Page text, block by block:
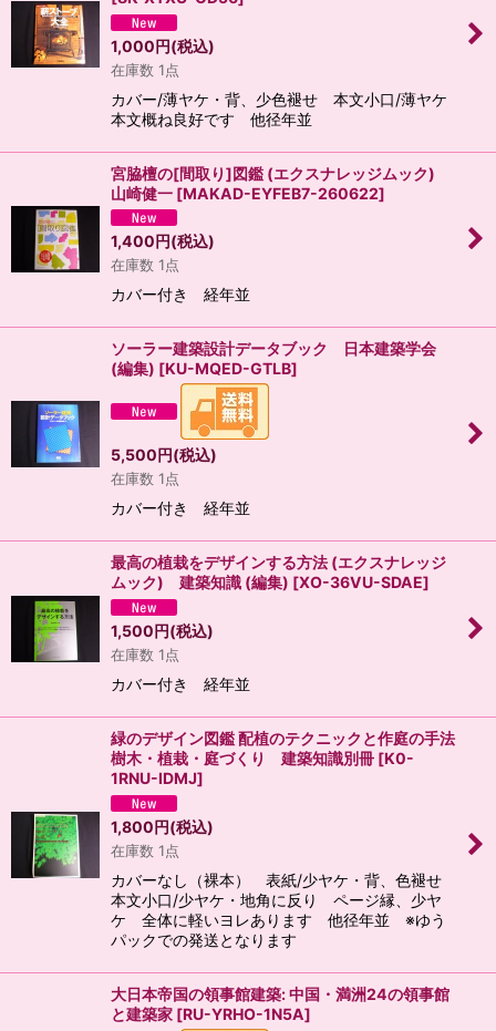
1,000円(税込)
在庫数 1点
カバー/薄ヤケ・背、少色褪せ 本文小口/薄ヤケ
本文概ね良好です 他径年並
宮脇檀の[間取り]図鑑 (エクスナレッジムック)
山崎健一 [MAKAD-EYFEB7-260622]
1,400円(税込)
在庫数 1点
カバー付き 経年並
ソーラー建築設計データブック 日本建築学会
(編集) [KU-MQED-GTLB]
5,500円(税込)
在庫数 1点
カバー付き 経年並
最高の植栽をデザインする方法 (エクスナレッジ
ムック) 建築知識 (編集) [XO-36VU-SDAE]
1,500円(税込)
在庫数 1点
カバー付き 経年並
緑のデザイン図鑑 配植のテクニックと作庭の手法
樹木・植栽・庭づくり 建築知識別冊 [K0-
1RNU-IDMJ]
1,800円(税込)
在庫数 1点
カバーなし（裸本） 表紙/少ヤケ・背、色褪せ
本文小口/少ヤケ・地角に反り ページ縁、少ヤ
ケ 全体に軽いヨレあります 他径年並 ※ゆう
パックでの発送となります
大日本帝国の領事館建築: 中国・満洲24の領事館
と建築家 [RU-YRHO-1N5A]